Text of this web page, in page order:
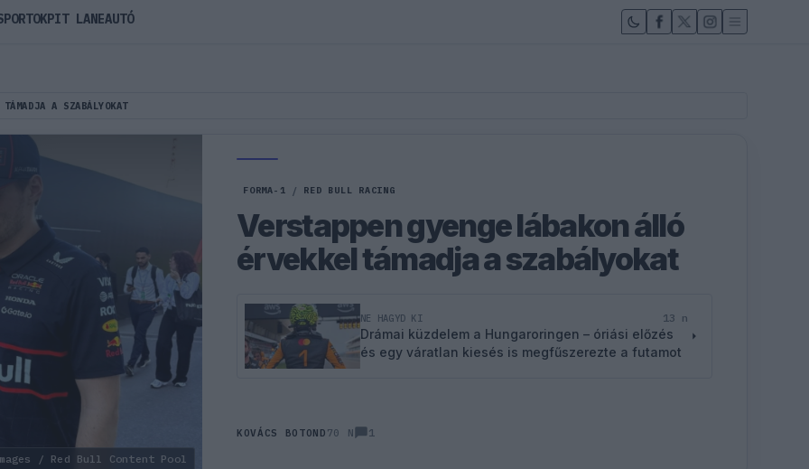
A SZABÁLYOKAT
/ Red Bull Content Pool
FORMA-1 / RED BULL RACING
Verstappen gyenge lábakon álló
érvekkel támadja a szabályokat
NE HAGYD KI 13 n
Drámai küzdelem a Hungaroringen – óriási előzés
és egy váratlan kiesés is megfűszerezte a futamot
KOVÁCS BOTOND 70 N 1
PIT LANEAUTÓ